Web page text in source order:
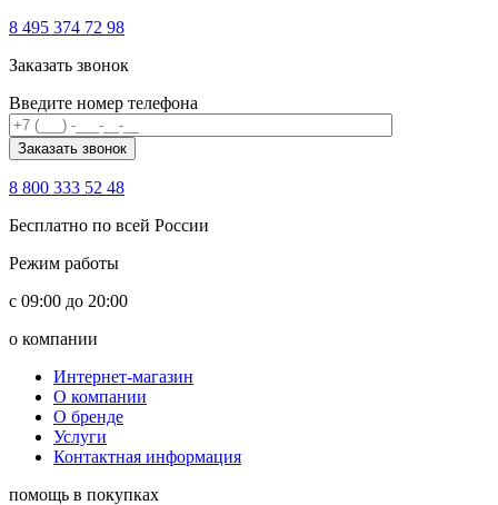
8 495 374 72 98
Заказать звонок
Введите номер телефона
8 800 333 52 48
Бесплатно по всей России
Режим работы
с 09:00 до 20:00
о компании
Интернет-магазин
О компании
О бренде
Услуги
Контактная информация
помощь в покупках